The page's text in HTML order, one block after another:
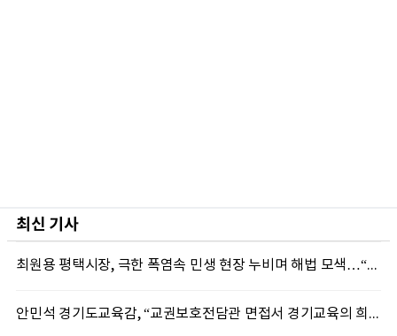
최신 기사
최원용 평택시장, 극한 폭염속 민생 현장 누비며 해법 모색…“현장에 답 있다”
안민석 경기도교육감, “교권보호전담관 면접서 경기교육의 희망 봤다”